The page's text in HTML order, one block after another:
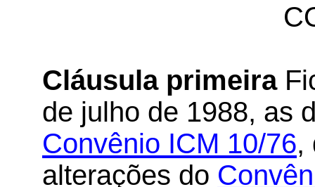
Cláusula primeira
de julho de 1988, as
Convênio ICM 10/76,
alterações do